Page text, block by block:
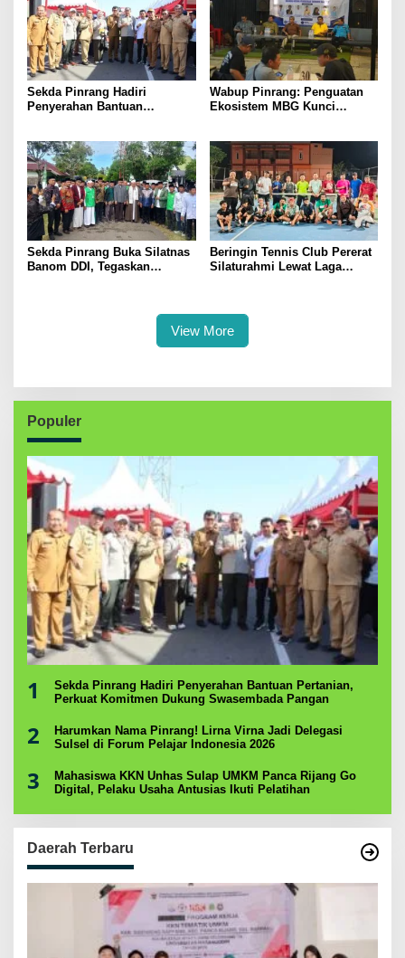
Sekda Pinrang Hadiri
Penyerahan Bantuan
Wabup Pinrang: Penguatan
Ekosistem MBG Kunci
Sekda Pinrang Buka Silatnas
Banom DDI, Tegaskan
Beringin Tennis Club Pererat
Silaturahmi Lewat Laga
View More
Populer
1
Sekda Pinrang Hadiri Penyerahan Bantuan Pertanian,
Perkuat Komitmen Dukung Swasembada Pangan
2
Harumkan Nama Pinrang! Lirna Virna Jadi Delegasi
Sulsel di Forum Pelajar Indonesia 2026
3
Mahasiswa KKN Unhas Sulap UMKM Panca Rijang Go
Digital, Pelaku Usaha Antusias Ikuti Pelatihan
Daerah Terbaru